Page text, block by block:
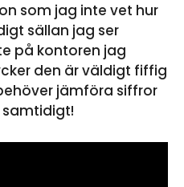
som jag inte vet hur
sällan jag ser
på kontoren jag
den är väldigt fiffig
jämföra siffror
samtidigt!